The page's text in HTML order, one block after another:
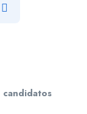
candidatos